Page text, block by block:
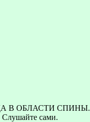
В ОБЛАСТИ СПИНЫ.
Слушайте сами.